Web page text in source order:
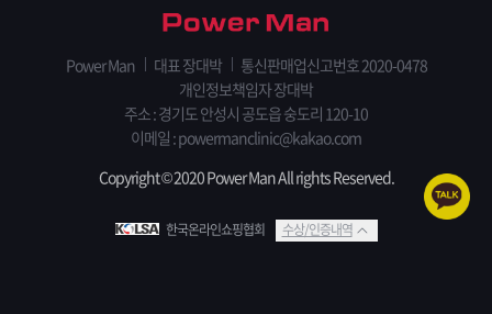
Power Man 대표 장대박
통신판매업신고번호 2020-0478
개인정보책임자 장대박
주소 : 경기도 안성시 공도읍 숭도리 120-10
이메일 : powermanclinic@kakao.com
Copyright © 2020 Power Man All rights Reserved.
한국온라인쇼핑협회 수상/인증내역